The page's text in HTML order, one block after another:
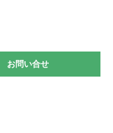
お問い合せ
お問い合せ